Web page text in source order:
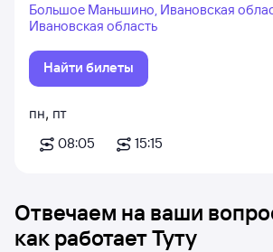
Большое Маньшино, Ивановская
Ивановская область
Найти билеты
пн, пт
08:05
15:15
Отвечаем на ваши
как работает Туту